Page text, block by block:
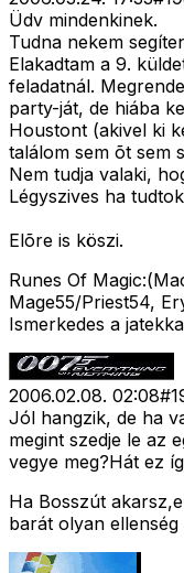
Üdv mindenkinek.
Tudna nekem
Elakadtam a 9.
feladatnál.
party-ját, de hiába
Houstont (akivel ki
találom sem õt sem
Nem tudja valaki,
Légyszives ha
Elõre is köszi.
Runes Of
Mage55/Priest54,
Ismerkedes a
2006.02.08. 02:08#
Jól hangzik, de ha
megint szedje le az
vegye meg?Hát ez
Ha Bosszút
barát olyan